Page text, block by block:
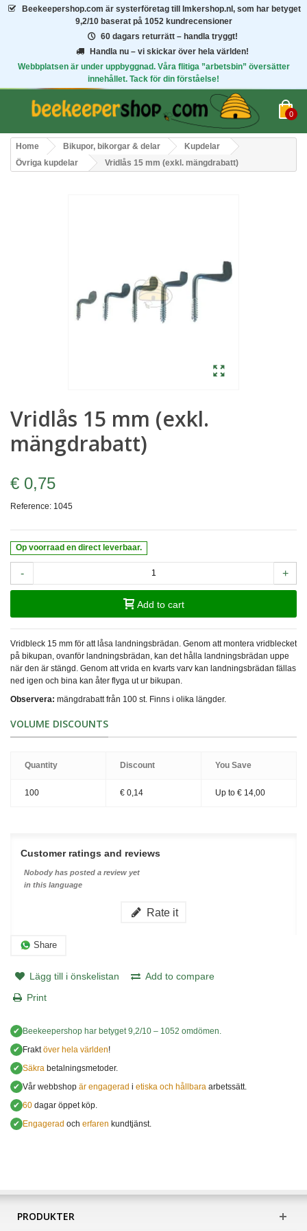
Beekeepershop.com är systerföretag till Imkershop.nl, som har betyget
9,2/10 baserat på 1052 kundrecensioner
60 dagars returrätt – handla tryggt!
Handla nu – vi skickar över hela världen!
Webbplatsen är under uppbyggnad. Våra flitiga ”arbetsbin” översätter
innehållet. Tack för din förståelse!
0
Home Bikupor, bikorgar & delar
Kupdelar
Övriga kupdelar
Vridlås 15 mm (exkl. mängdrabatt)
Vridlås 15 mm (exkl.
mängdrabatt)
€ 0,75
Reference: 1045
Op voorraad en direct leverbaar.
- +
Add to cart
Vridbleck 15 mm för att låsa landningsbrädan. Genom att montera vridblecket
på bikupan, ovanför landningsbrädan, kan det hålla landningsbrädan uppe
när den är stängd. Genom att vrida en kvarts varv kan landningsbrädan fällas
ned igen och bina kan åter flyga ut ur bikupan.
Observera: mängdrabatt från 100 st. Finns i olika längder.
VOLUME DISCOUNTS
Quantity Discount You Save
100 € 0,14 Up to € 14,00
Customer ratings and reviews
Nobody has posted a review yet
in this language
Rate it
Share
Lägg till i önskelistan
Add to compare
Print
✔ Beekeepershop har betyget 9,2/10 – 1052 omdömen.
✔ Fraktöver hela världen!
✔ Säkra betalningsmetoder.
✔ Vår webbshop är engagerad i etiska och hållbara arbetssätt.
✔ 60 dagar öppet köp.
✔ Engagerad och erfaren kundtjänst.
PRODUKTER